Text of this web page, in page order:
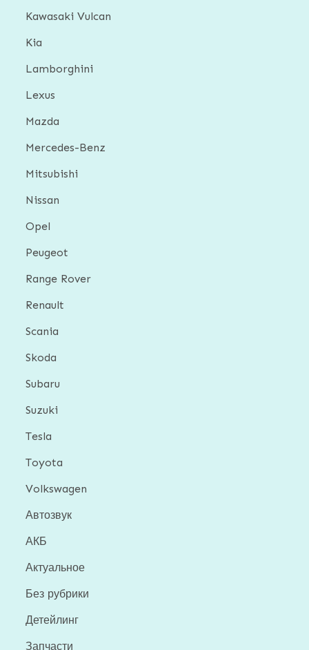
Kawasaki Vulcan
Kia
Lamborghini
Lexus
Mazda
Mercedes-Benz
Mitsubishi
Nissan
Opel
Peugeot
Range Rover
Renault
Scania
Skoda
Subaru
Suzuki
Tesla
Toyota
Volkswagen
Автозвук
АКБ
Актуальное
Без рубрики
Детейлинг
Запчасти